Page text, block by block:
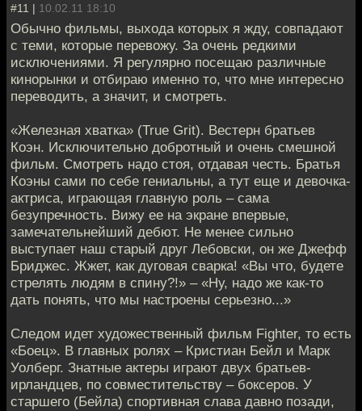
#11 | 10.02.11 18:10
Обычно фильмы, выхода которых я жду, совпадают
с теми, которые перевожу. За очень редкими
исключениями. Я регулярно посещаю различные
кинорынки и отбираю именно то, что мне интересно
переводить, а значит, и смотреть.
«Железная хватка» (True Grit). Вестерн братьев
Коэн. Исключительно добротный и очень смешной
фильм. Смотреть надо стоя, отдавая честь. Братья
Коэны сами по себе гениальны, а тут еще и девочка-
актриса, играющая главную роль – сама
безупречность. Вижу ее на экране впервые,
замечательнейший дебют. Не менее сильно
выступает наш старый друг Лебовски, он же Джефф
Бриджес. Жжет, как дуговая сварка! «Вы что, будете
стрелять людям в спину?!» – «Ну, надо же как-то
дать понять, что мы настроены серьезно...»
Следом идет художественный фильм Fighter, то есть
«Боец». В главных ролях – Кристиан Бейл и Марк
Уолберг. Знатные актеры играют двух братьев-
ирландцев, по совместительству – боксеров. У
старшего (Бейла) спортивная слава давно позади,